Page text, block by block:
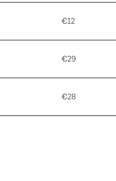
€12
€29
€28